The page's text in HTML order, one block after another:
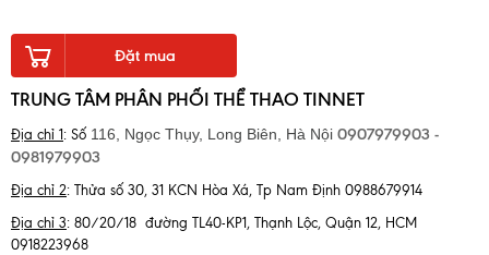
Đặt mua
TRUNG TÂM PHÂN PHỐI THỂ THAO TINNET
Địa chỉ 1 : Số 116, Ngọc Thụy, Long Biên, Hà Nội 0907979903 -
0981979903
Địa chỉ 2: Thửa số 30, 31 KCN Hòa Xá, Tp Nam Định 0988679914
Địa chỉ 3: 80/20/18 đường TL40-KP1, Thạnh Lộc, Quận 12, HCM
0918223968